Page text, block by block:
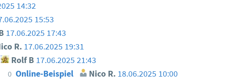
14:32
15:53
17.06.2025 17:43
R. 17.06.2025 19:31
Rolf B 17.06.2025 21:43
0 Online-Beispiel Nico R. 18.06.2025 10:00